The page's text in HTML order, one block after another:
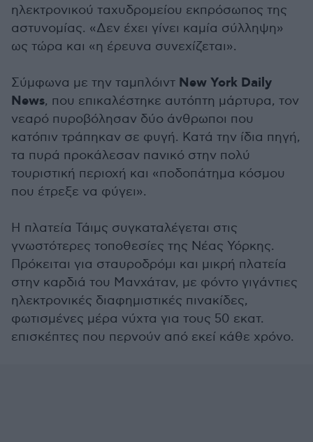
ηλεκτρονικού ταχυδρομείου εκπρόσωπος της
αστυνομίας. «Δεν έχει γίνει καμία σύλληψη»
ως τώρα και «η έρευνα συνεχίζεται».
Σύμφωνα με την ταμπλόιντ New York Daily
News, που επικαλέστηκε αυτόπτη μάρτυρα, τον
νεαρό πυροβόλησαν δύο άνθρωποι που
κατόπιν τράπηκαν σε φυγή. Κατά την ίδια πηγή,
τα πυρά προκάλεσαν πανικό στην πολύ
τουριστική περιοχή και «ποδοπάτημα κόσμου
που έτρεξε να φύγει».
Η πλατεία Τάιμς συγκαταλέγεται στις
γνωστότερες τοποθεσίες της Νέας Υόρκης.
Πρόκειται για σταυροδρόμι και μικρή πλατεία
στην καρδιά του Μανχάταν, με φόντο γιγάντιες
ηλεκτρονικές διαφημιστικές πινακίδες,
φωτισμένες μέρα νύχτα για τους 50 εκατ.
επισκέπτες που περνούν από εκεί κάθε χρόνο.